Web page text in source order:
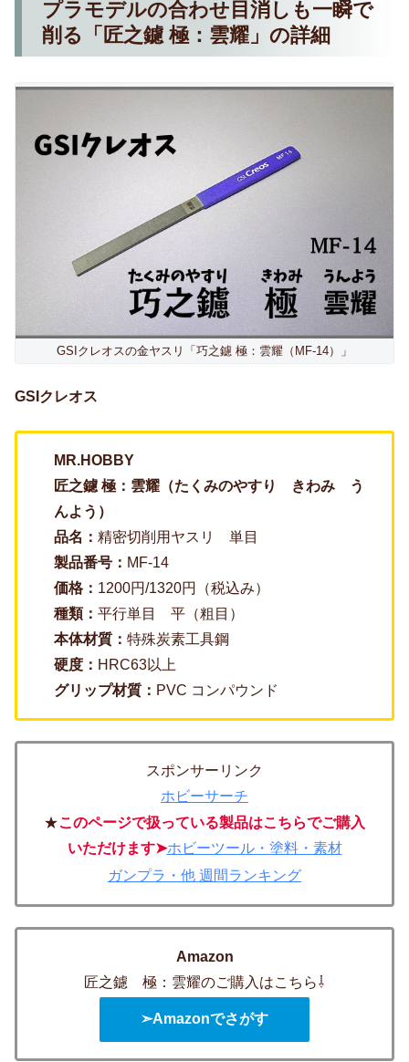
プラモデルの合わせ目消しも一瞬で
削る「匠之鑢 極：雲耀」の詳細
GSIクレオスの金ヤスリ「巧之鑢 極：雲耀（MF-14）」
GSIクレオス
MR.HOBBY
匠之鑢 極：雲耀（たくみのやすり きわみ う
んよう）
品名： 精密切削用ヤスリ 単目
製品番号： MF-14
価格： 1200円/1320円（税込み）
種類： 平行単目 平（粗目）
本体材質： 特殊炭素工具鋼
硬度： HRC63以上
グリップ材質： PVC コンパウンド
スポンサーリンク
ホビーサーチ
★このページで扱っている製品はこちらでご購入
いただけます➤ホビーツール・塗料・素材
ガンプラ・他 週間ランキング
Amazon
匠之鑢 極：雲耀のご購入はこちら⇩
➣Amazonでさがす